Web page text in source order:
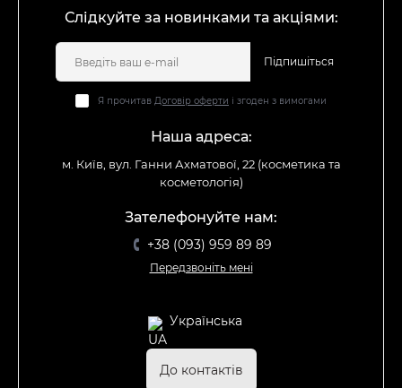
Слідкуйте за новинками та акціями:
Підпишіться
Я прочитав Договір оферти і згоден з вимогами
Наша адреса:
м. Київ, вул. Ганни Ахматової, 22 (косметика та
косметологія)
Зателефонуйте нам:
+38 (093) 959 89 89
Передзвоніть мені
Українська
До контактів